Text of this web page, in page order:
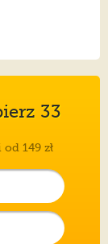
33
149 zł